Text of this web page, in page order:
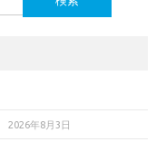
2026年8月3日